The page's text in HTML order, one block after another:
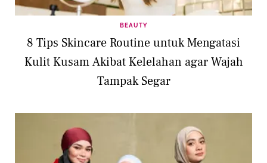
BEAUTY
8 Tips Skincare Routine untuk Mengatasi
Kulit Kusam Akibat Kelelahan agar Wajah
Tampak Segar